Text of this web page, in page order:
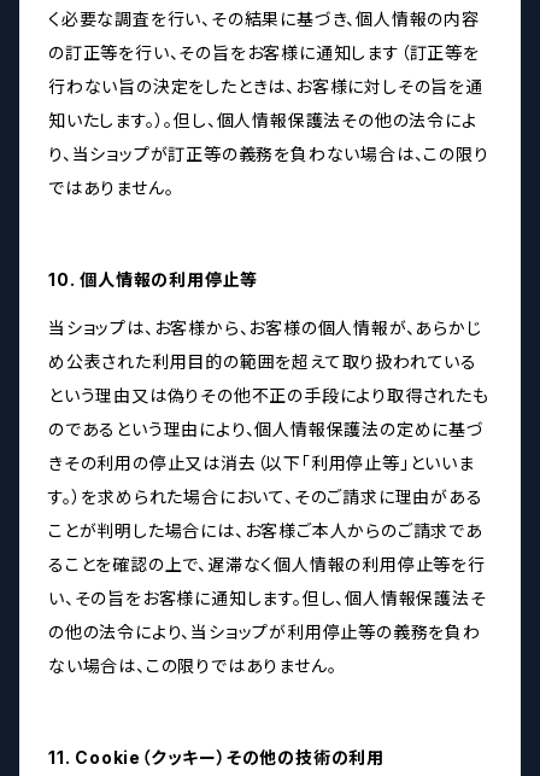
く必要な調査を行い、その結果に基づき、個人情報の内容
の訂正等を行い、その旨をお客様に通知します（訂正等を
行わない旨の決定をしたときは、お客様に対しその旨を通
知いたします。）。但し、個人情報保護法その他の法令によ
り、当ショップが訂正等の義務を負わない場合は、この限り
ではありません。
10. 個人情報の利用停止等
当ショップは、お客様から、お客様の個人情報が、あらかじ
め公表された利用目的の範囲を超えて取り扱われている
という理由又は偽りその他不正の手段により取得されたも
のであるという理由により、個人情報保護法の定めに基づ
きその利用の停止又は消去（以下「利用停止等」といいま
す。）を求められた場合において、そのご請求に理由がある
ことが判明した場合には、お客様ご本人からのご請求であ
ることを確認の上で、遅滞なく個人情報の利用停止等を行
い、その旨をお客様に通知します。但し、個人情報保護法そ
の他の法令により、当ショップが利用停止等の義務を負わ
ない場合は、この限りではありません。
11. Cookie（クッキー）その他の技術の利用